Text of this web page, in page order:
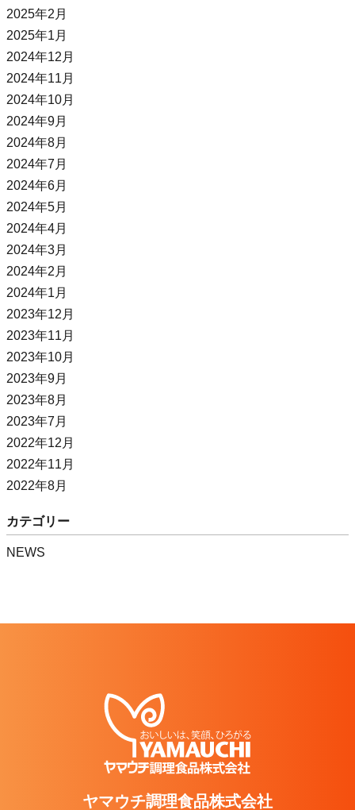
2025年2月
2025年1月
2024年12月
2024年11月
2024年10月
2024年9月
2024年8月
2024年7月
2024年6月
2024年5月
2024年4月
2024年3月
2024年2月
2024年1月
2023年12月
2023年11月
2023年10月
2023年9月
2023年8月
2023年7月
2022年12月
2022年11月
2022年8月
カテゴリー
NEWS
ヤマウチ調理食品株式会社